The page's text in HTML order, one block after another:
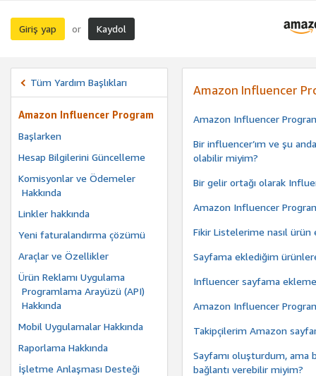
Giriş yap or Kaydol
Tüm Yardım Başlıkları
Amazon Influencer Program
Başlarken
Hesap Bilgilerini Güncelleme
Komisyonlar ve Ödemeler
Hakkında
Linkler hakkında
Yeni faturalandırma çözümü
Araçlar ve Özellikler
Ürün Reklamı Uygulama
Programlama Arayüzü (API)
Hakkında
Mobil Uygulamalar Hakkında
Raporlama Hakkında
İşletme Anlaşması Desteği
Amazon Influencer
Amazon Influencer
Bir influencer’ım ve şu
olabilir miyim?
Bir gelir ortağı olarak
Amazon Influencer
Fikir Listelerime nasıl ürün
Sayfama eklediğim
Influencer sayfama
Amazon Influencer
Takipçilerim Amazon
Sayfamı oluşturdum, ama
bağlantı verebilir miyim?